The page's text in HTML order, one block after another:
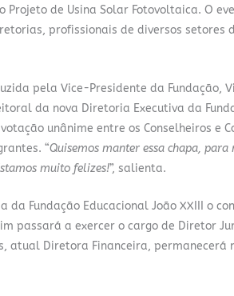
Projeto de Usina Solar Fotovoltaica. O
profissionais de diversos setores
pela Vice-Presidente da Fundação,
da nova Diretoria Executiva da
unânime entre os Conselheiros e
“Quisemos manter essa chapa,
muito felizes!”, salienta.
da Fundação Educacional João XXIII o
passará a exercer o cargo de Diretor
atual Diretora Financeira, permanecerá